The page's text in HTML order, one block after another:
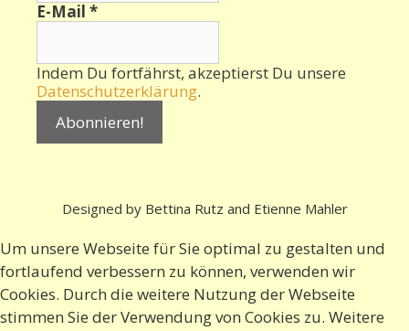
E-Mail *
Indem Du fortfährst, akzeptierst Du unsere
Datenschutzerklärung.
Designed by Bettina Rutz and Etienne Mahler
Um unsere Webseite für Sie optimal zu gestalten und
fortlaufend verbessern zu können, verwenden wir
Cookies. Durch die weitere Nutzung der Webseite
stimmen Sie der Verwendung von Cookies zu. Weitere